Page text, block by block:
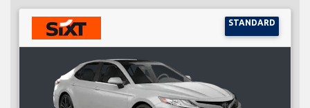
STANDARD